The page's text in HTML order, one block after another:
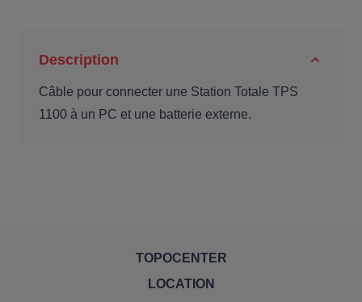
Description
Câble pour connecter une Station Totale TPS
1100 à un PC et une batterie externe.
TOPOCENTER
LOCATION